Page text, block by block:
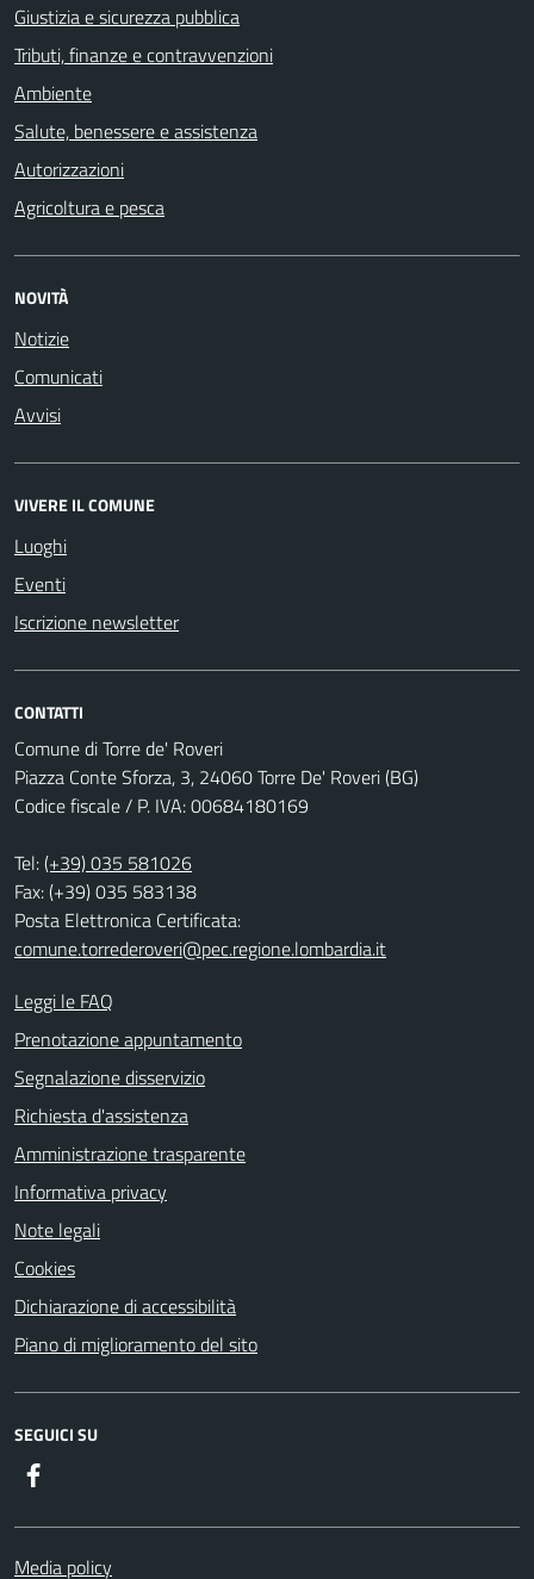
Giustizia e sicurezza pubblica
Tributi, finanze e contravvenzioni
Ambiente
Salute, benessere e assistenza
Autorizzazioni
Agricoltura e pesca
NOVITÀ
Notizie
Comunicati
Avvisi
VIVERE IL COMUNE
Luoghi
Eventi
Iscrizione newsletter
CONTATTI
Comune di Torre de' Roveri
Piazza Conte Sforza, 3, 24060 Torre De' Roveri (BG)
Codice fiscale / P. IVA: 00684180169
Tel:(+39) 035 581026
Fax: (+39) 035 583138
Posta Elettronica Certificata:
comune.torrederoveri@pec.regione.lombardia.it
Leggi le FAQ
Prenotazione appuntamento
Segnalazione disservizio
Richiesta d'assistenza
Amministrazione trasparente
Informativa privacy
Note legali
Cookies
Dichiarazione di accessibilità
Piano di miglioramento del sito
SEGUICI SU
Media policy